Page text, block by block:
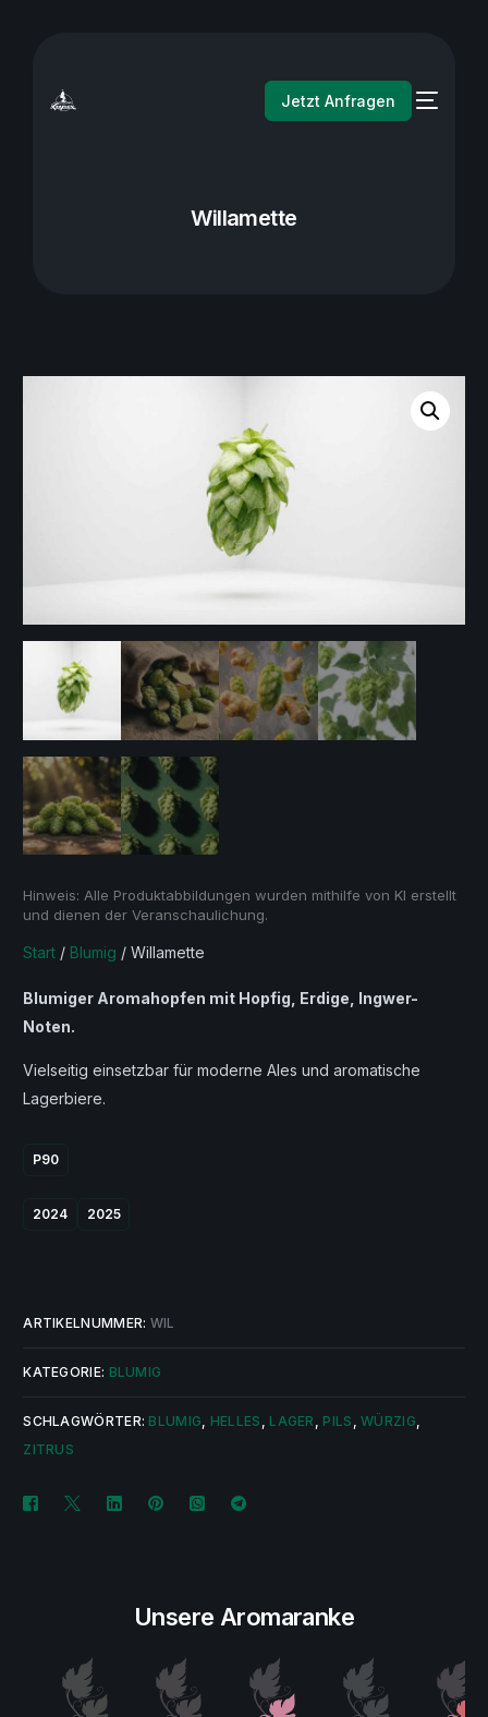
Jetzt Anfragen
Willamette
Hinweis: Alle Produktabbildungen wurden mithilfe von KI erstellt
und dienen der Veranschaulichung.
Start / Blumig / Willamette
Blumiger Aromahopfen mit Hopfig, Erdige, Ingwer-
Noten.
Vielseitig einsetzbar für moderne Ales und aromatische
Lagerbiere.
P90
2024 2025
ARTIKELNUMMER: WIL
KATEGORIE: BLUMIG
SCHLAGWÖRTER: BLUMIG HELLES LAGER PILS ,WÜRZIG
ZITRUS
Unsere Aromaranke